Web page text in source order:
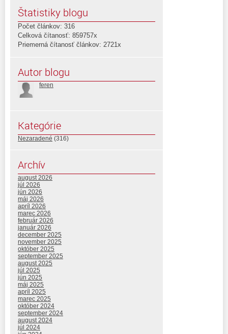
Štatistiky blogu
Počet článkov: 316
Celková čítanosť: 859757x
Priemerná čítanosť článkov: 2721x
Autor blogu
feren
Kategórie
Nezaradené (316)
Archív
august 2026
júl 2026
jún 2026
máj 2026
apríl 2026
marec 2026
február 2026
január 2026
december 2025
november 2025
október 2025
september 2025
august 2025
júl 2025
jún 2025
máj 2025
apríl 2025
marec 2025
október 2024
september 2024
august 2024
júl 2024